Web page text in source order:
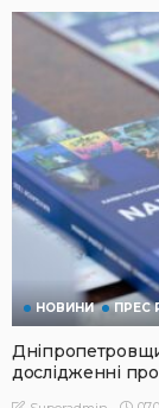
НОВИНИ ПРЕС
дослідженні